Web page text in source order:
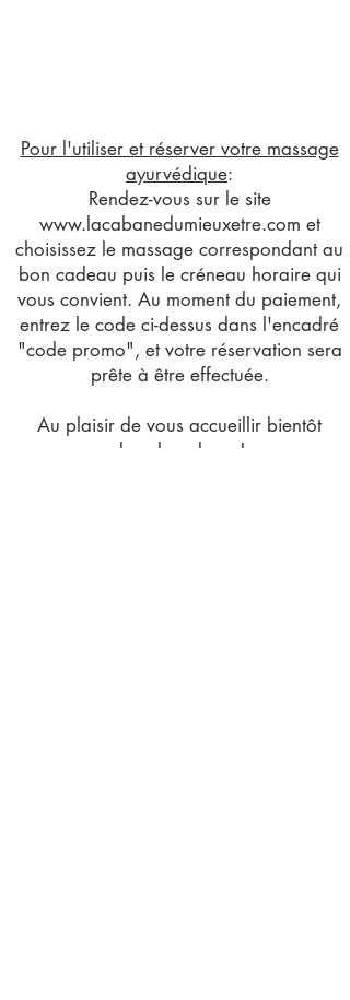
Pour l'utiliser et réserver votre massage
ayurvédique:
Rendez-vous sur le site
www.lacabanedumieuxetre.com et
choisissez le massage correspondant au
bon cadeau puis le créneau horaire qui
vous convient. Au moment du paiement,
entrez le code ci-dessus dans l'encadré
"code promo", et votre réservation sera
prête à être effectuée.
Au plaisir de vous accueillir bientôt
dans la cabane!